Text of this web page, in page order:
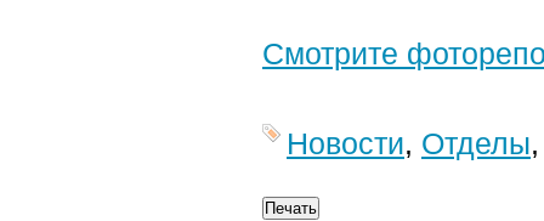
Смотрите
Новости, Отделы